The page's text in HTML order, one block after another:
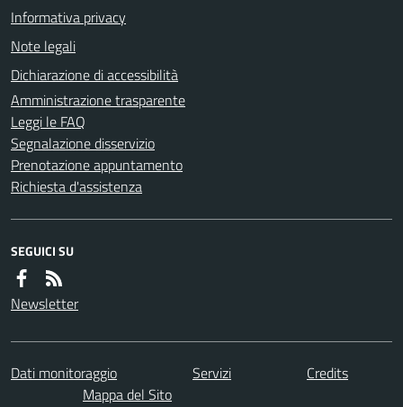
Informativa privacy
Note legali
Dichiarazione di accessibilità
Amministrazione trasparente
Leggi le FAQ
Segnalazione disservizio
Prenotazione appuntamento
Richiesta d'assistenza
SEGUICI SU
Newsletter
Dati monitoraggio Servizi
Credits
Mappa del Sito